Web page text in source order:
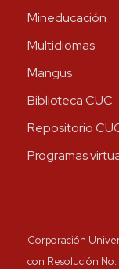
Mineducación
Multidiomas
Mangus
Biblioteca CUC
Repositorio
Programas
Corporación
con Resolución